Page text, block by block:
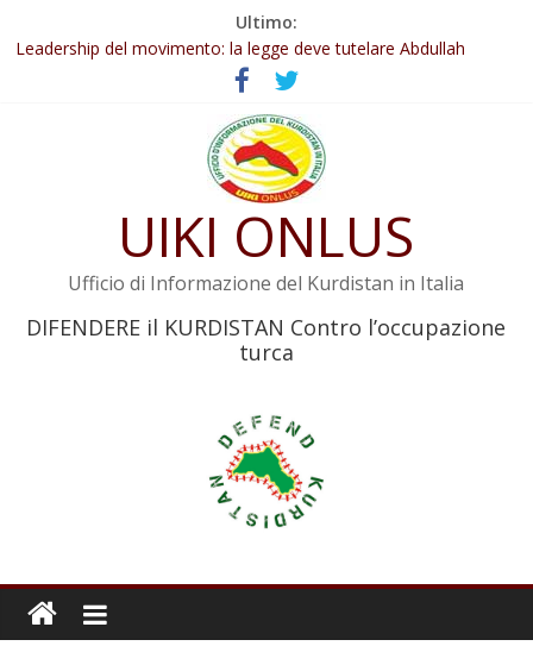
Ultimo:
Leadership del movimento: la legge deve tutelare Abdullah
Commissione donne del KNK: Şengal è di nuovo sotto minaccia
Non tenere conto della situazione di Rêber Apo ostacolerebbe
Il KNK chiede un’azione internazionale contro i crimini di guerra
Abdullah Öcalan: Le legge negativa deve essere trasformata in
UIKI ONLUS
Ufficio di Informazione del Kurdistan in Italia
DIFENDERE il KURDISTAN Contro l’occupazione
turca